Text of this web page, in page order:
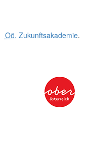
Oö. Zukunftsakademie.